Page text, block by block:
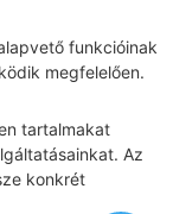
funkcióinak
megfelelően.
tartalmakat
Az
konkrét
licence alapján
. Minden jog